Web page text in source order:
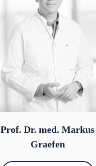
Prof. Dr. med. Markus
Graefen